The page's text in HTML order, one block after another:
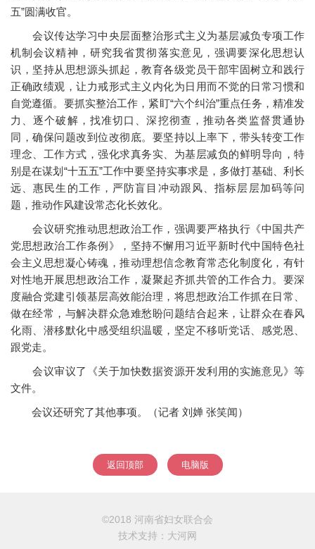
五”圆满收官。
会议传达学习中央层面整治形式主义为基层减负专项工作
机制会议精神，研究我省贯彻落实意见，强调要深化思想认
识，坚持从思想源头抓起，教育各级党员干部牢固树立和践行
正确政绩观，让力戒形式主义内化为日用而不觉的日常习惯和
自觉遵循。要抓实整治工作，紧盯“六个纠治”重点任务，精准发
力、逐个破解，找准切口、深挖彻查，推动各类监督贯通协
同，确保问题改到位改彻底。要坚持以上率下，带头转变工作
理念、工作方式，强化求真务实、为基层减负的鲜明导向，特
别是在谋划“十五五”工作中要坚持实事求是，多做打基础、利长
远、惠民生的工作，严防盲目冲动跟风、指标层层加码等问
题，推动作风建设常态化长效化。
会议研究推动思想政治工作，强调要严格执行《中国共产
党思想政治工作条例》，坚持不懈用习近平新时代中国特色社
会主义思想凝心铸魂，推动理想信念教育常态化制度化，有针
对性地开展思想政治工作，凝聚起齐抓共管的工作合力。要深
度融合党建引领基层高效能治理，将思想政治工作抓在日常、
做在经常，与解决群众急难愁盼问题结合起来，让群众在春风
化雨、潜移默化中感受组织温暖，坚定不移听党话、感党恩、
跟党走。
会议审议了《关于加快数据资源开发利用的实施意见》等
文件。
会议还研究了其他事项。（记者 刘婵 张笑闻）
返回顶部 电脑版
©2018 河南省妇女联合会
技术支持： 大河网